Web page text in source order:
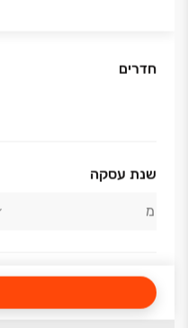
חדרים
שנת עסקה